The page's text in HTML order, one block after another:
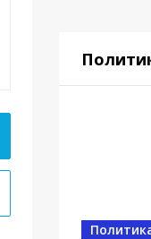
Власть